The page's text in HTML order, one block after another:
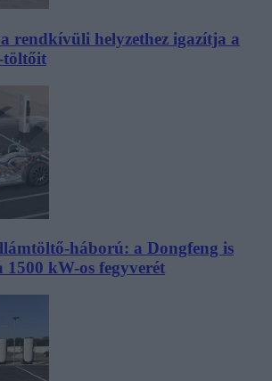
rendkívüli helyzethez igazítja a
töltőit
háború: a Dongfeng is
1500 kW-os fegyverét